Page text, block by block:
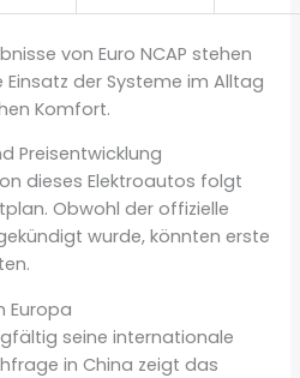
von Euro NCAP stehen
der Systeme im Alltag
Komfort.
Preisentwicklung
dieses Elektroautos folgt
Obwohl der offizielle
wurde, könnten erste
Europa
seine internationale
in China zeigt das